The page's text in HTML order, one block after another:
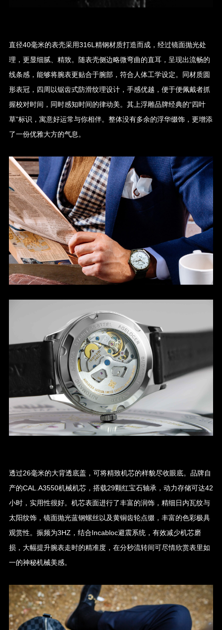
直径40毫米的表壳采用316L精钢材质打造而成，经过镜面抛光处
理，更显细腻、精致。随表壳侧边略微弯曲的直耳，呈现出流畅的
线条感，能够将腕表更贴合于腕部，符合人体工学设定。同材质圆
形表冠，四周以锯齿式防滑纹理设计，手感优越，便于便佩戴者抓
握校对时间，同时感知时间的律动美。其上浮雕品牌经典的“四叶
草”标识，寓意好运常与你相伴。整体没有多余的浮华缀饰，更增添
了一份优雅大方的气息。
透过26毫米的大背透底盖，可将精致机芯的样貌尽收眼底。品牌自
产的CAL.A3550机械机芯，搭载29颗红宝石轴承，动力存储可达42
小时，实用性很好。机芯表面进行了丰富的润饰，精细日内瓦纹与
太阳纹饰，镜面抛光蓝钢螺丝以及黄铜齿轮点缀，丰富的色彩极具
观赏性。振频为3HZ，结合Incabloc避震系统，有效减少机芯磨
损，大幅提升腕表走时的精准度，在分秒流转间可尽情欣赏表里如
一的神秘机械美感。